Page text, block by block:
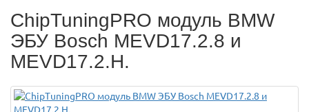
ChipTuningPRO модуль BMW
ЭБУ Bosch MEVD17.2.8 и
MEVD17.2.H.